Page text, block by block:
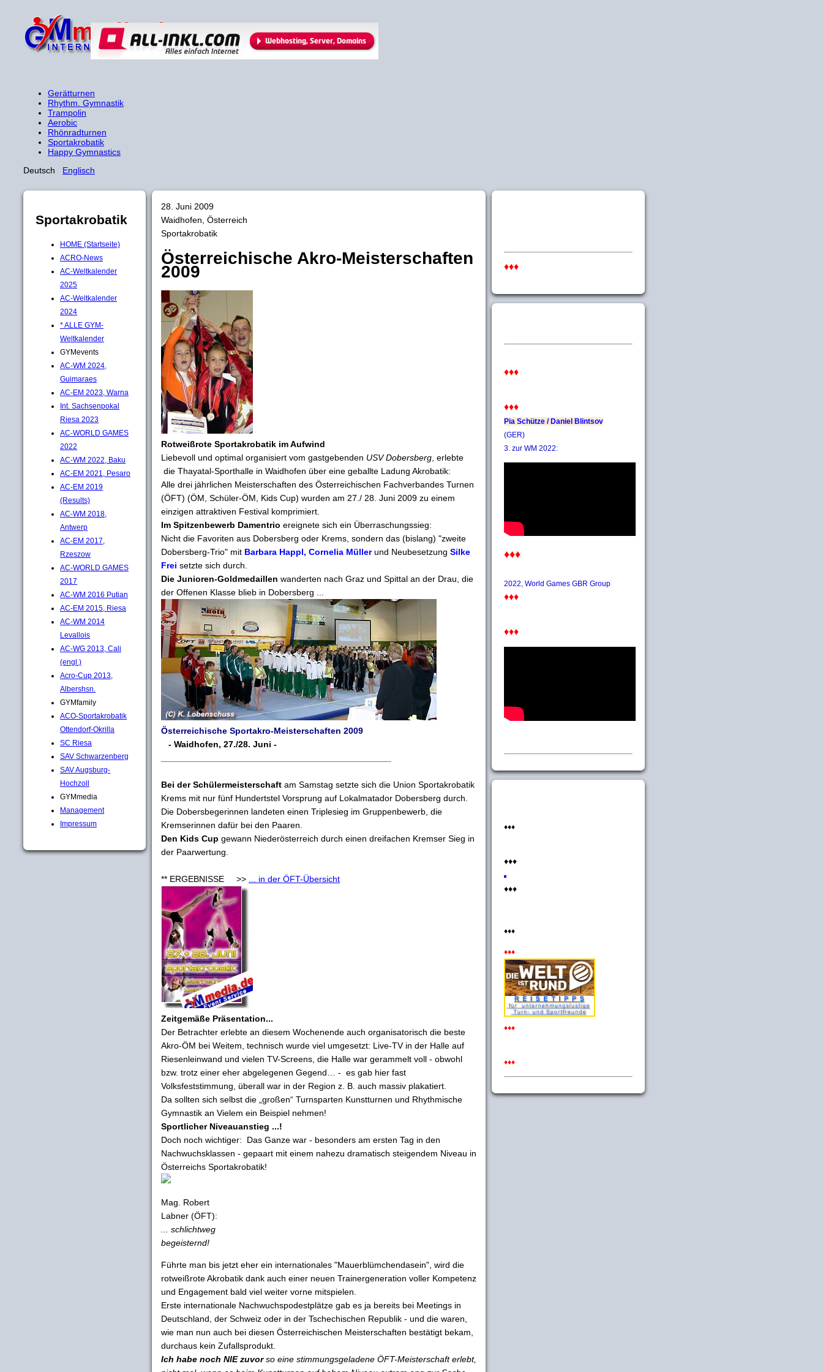
Gerätturnen
Rhythm. Gymnastik
Trampolin
Aerobic
Rhönradturnen
Sportakrobatik
Happy Gymnastics
Deutsch Englisch
Sportakrobatik
HOME (Startseite)
ACRO-News
AC-Weltkalender
2025
AC-Weltkalender
2024
* ALLE GYM-
Weltkalender
GYMevents
AC-WM 2024,
Guimaraes
AC-EM 2023, Warna
Int. Sachsenpokal
Riesa 2023
AC-WORLD GAMES
2022
AC-WM 2022, Baku
AC-EM 2021, Pesaro
AC-EM 2019
(Results)
AC-WM 2018,
Antwerp
AC-EM 2017,
Rzeszow
AC-WORLD GAMES
2017
AC-WM 2016 Putian
AC-EM 2015, Riesa
AC-WM 2014
Levallois
AC-WG 2013, Cali
(engl.)
Acro-Cup 2013,
Albershsn.
GYMfamily
ACO-Sportakrobatik
Ottendorf-Okrilla
SC Riesa
SAV Schwarzenberg
SAV Augsburg-
Hochzoll
GYMmedia
Management
Impressum
28. Juni 2009
Waidhofen, Österreich
Sportakrobatik
Österreichische Akro-Meisterschaften
2009
Rotweißrote Sportakrobatik im Aufwind
Liebevoll und optimal organisiert vom gastgebenden USV Dobersberg , erlebte
die Thayatal-Sporthalle in Waidhofen über eine geballte Ladung Akrobatik:
Alle drei jährlichen Meisterschaften des Österreichischen Fachverbandes Turnen
(ÖFT) (ÖM, Schüler-ÖM, Kids Cup) wurden am 27./ 28. Juni 2009 zu einem
einzigen attraktiven Festival komprimiert.
Im Spitzenbewerb Damentrio ereignete sich ein Überraschungssieg:
Nicht die Favoriten aus Dobersberg oder Krems, sondern das (bislang) "zweite
Dobersberg-Trio" mit Barbara Happl, Cornelia Müllerund Neubesetzung Silke
Frei setzte sich durch.
Die Junioren-Goldmedaillen wanderten nach Graz und Spittal an der Drau, die
der Offenen Klasse blieb in Dobersberg ...
Österreichische Sportakro-Meisterschaften 2009
- Waidhofen, 27./28. Juni -
Bei der Schülermeisterschaft am Samstag setzte sich die Union Sportakrobatik
Krems mit nur fünf Hundertstel Vorsprung auf Lokalmatador Dobersberg durch.
Die Dobersbegerinnen landeten einen Triplesieg im Gruppenbewerb, die
Kremserinnen dafür bei den Paaren.
Den Kids Cup gewann Niederösterreich durch einen dreifachen Kremser Sieg in
der Paarwertung.
** ERGEBNISSE >> ... in der ÖFT-Übersicht
Zeitgemäße Präsentation...
Der Betrachter erlebte an diesem Wochenende auch organisatorisch die beste
Akro-ÖM bei Weitem, technisch wurde viel umgesetzt: Live-TV in der Halle auf
Riesenleinwand und vielen TV-Screens, die Halle war gerammelt voll - obwohl
bzw. trotz einer eher abgelegenen Gegend… - es gab hier fast
Volksfeststimmung, überall war in der Region z. B. auch massiv plakatiert.
Da sollten sich selbst die „großen“ Turnsparten Kunstturnen und Rhythmische
Gymnastik an Vielem ein Beispiel nehmen!
Sportlicher Niveauanstieg ...!
Doch noch wichtiger: Das Ganze war - besonders am ersten Tag in den
Nachwuchsklassen - gepaart mit einem nahezu dramatisch steigendem Niveau in
Österreichs Sportakrobatik!
Mag. Robert
Labner (ÖFT):
... schlichtweg
begeisternd!
Führte man bis jetzt eher ein internationales "Mauerblümchendasein", wird die
rotweißrote Akrobatik dank auch einer neuen Trainergeneration voller Kompetenz
und Engagement bald viel weiter vorne mitspielen.
Erste internationale Nachwuchspodestplätze gab es ja bereits bei Meetings in
Deutschland, der Schweiz oder in der Tschechischen Republik - und die waren,
wie man nun auch bei diesen Österreichischen Meisterschaften bestätigt bekam,
durchaus kein Zufallsprodukt.
Ich habe noch NIE zuvorso eine stimmungsgeladene ÖFT-Meisterschaft erlebt,
♦♦♦
♦♦♦
♦♦♦
Pia Schütze / Daniel Blintsov
(GER)
3. zur WM 2022:
♦♦♦
2022, World Games GBR Group
♦♦♦
♦♦♦
♦♦♦
♦♦♦
♦♦♦
♦♦♦
♦♦♦
♦♦♦
♦♦♦